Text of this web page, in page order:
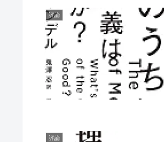
評論
評論